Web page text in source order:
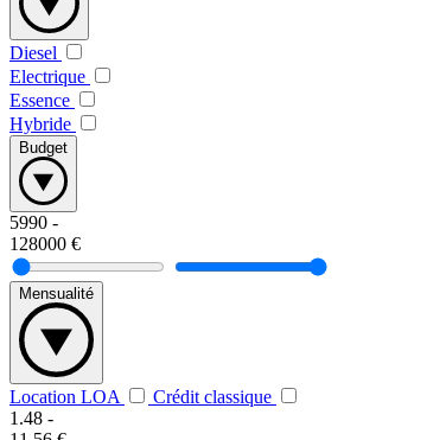
Diesel
Electrique
Essence
Hybride
Budget
5990 -
128000 €
Mensualité
Location LOA
Crédit classique
1.48 -